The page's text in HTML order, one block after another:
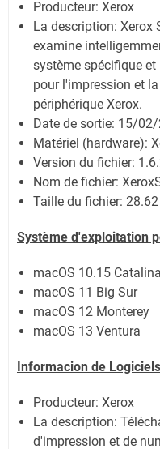
Producteur: Xerox
La description: Xerox
examine
système spécifique
pour l'impression et
périphérique Xerox.
Date de sortie: 15/02/
Matériel (hardware):
Version du fichier:
Nom de fichier:
Taille du fichier:
Système d'exploitation
macOS 10.15 Catalina
macOS 11 Big Sur
macOS 12 Monterey
macOS 13 Ventura
Informacion de
Producteur: Xerox
La description:
d'impression et de